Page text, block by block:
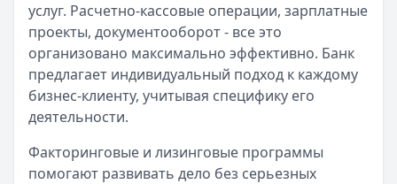
услуг. Расчетно-кассовые операции, зарплатные
проекты, документооборот - все это
организовано максимально эффективно. Банк
предлагает индивидуальный подход к каждому
бизнес-клиенту, учитывая специфику его
деятельности.
Факторинговые и лизинговые программы
помогают развивать дело без серьезных